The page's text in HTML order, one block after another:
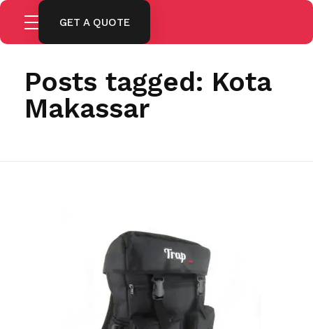
GET A QUOTE
Home
Posts tagged: Kota
Makassar